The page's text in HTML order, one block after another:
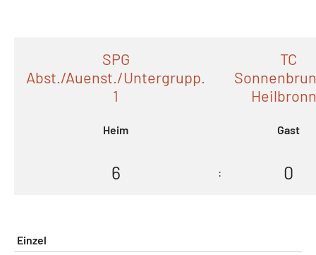
SPG
Abst./Auenst./Untergrupp.
1
Heim
TC
Gast
6 : 0
Einzel